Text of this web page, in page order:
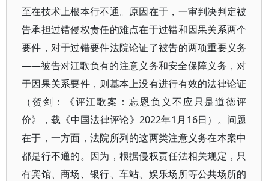
至在技术上根本行不通。原因在于，一审判决判定被
告承担过错侵权责任的难点在于过错和因果关系两个
要件，对于过错要件法院论证了被告的两项重要义务
——被告对江歌负有的注意义务和安全保障义务，对
于因果关系要件，则基本上没有进行有效的法律论证
（贺剑：《评江歌案：忘恩负义不应只是道德评
价》，载《中国法律评论》2022年1月16日）。问题
在于，一方面，法院所列的这两类注意义务在本案中
都是行不通的。因为，根据侵权责任法相关规定，只
有宾馆、商场、银行、车站、娱乐场所等公共场所的